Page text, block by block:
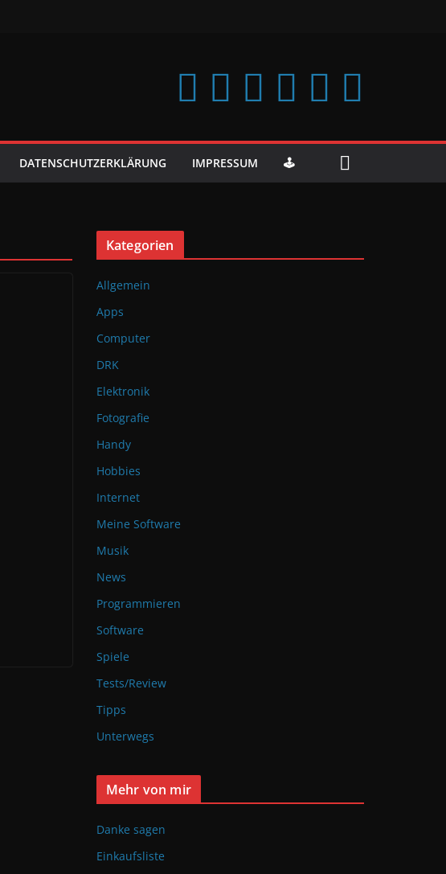
DATENSCHUTZERKLÄRUNG IMPRESSUM 🕹️
Kategorien
Allgemein
Apps
Computer
DRK
Elektronik
Fotografie
Handy
Hobbies
Internet
Meine Software
Musik
News
Programmieren
Software
Spiele
Tests/Review
Tipps
Unterwegs
Mehr von mir
Danke sagen
Einkaufsliste